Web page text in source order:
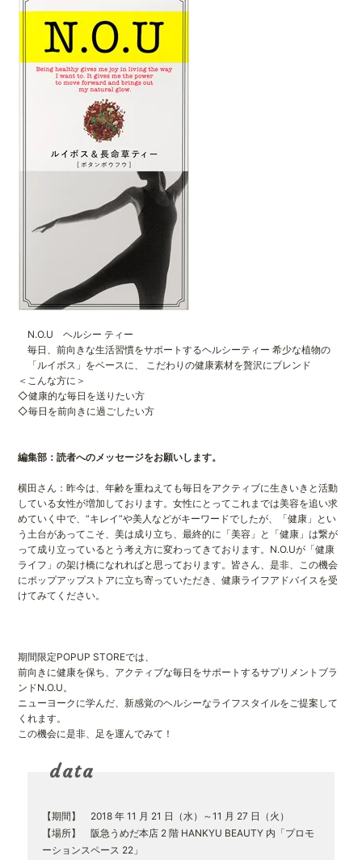
N.O.U ヘルシー ティー
毎日、前向きな生活習慣をサポートするヘルシーティー 希少な植物の
「ルイボス」をベースに、 こだわりの健康素材を贅沢にブレンド
＜こんな方に＞
◇健康的な毎日を送りたい方
◇毎日を前向きに過ごしたい方
編集部：読者へのメッセージをお願いします。
横田さん：昨今は、年齢を重ねえても毎日をアクティブに生きいきと活動
している女性が増加しております。女性にとってこれまでは美容を追い求
めていく中で、“キレイ”や美人などがキーワードでしたが、「健康」とい
う土台があってこそ、美は成り立ち、最終的に「美容」と「健康」は繋が
って成り立っているとう考え方に変わってきております。N.O.Uが「健康
ライフ」の架け橋になれればと思っております。皆さん、是非、この機会
にポップアップストアに立ち寄っていただき、健康ライフアドバイスを受
けてみてください。
期間限定POPUP STOREでは、
前向きに健康を保ち、アクティブな毎日をサポートするサプリメントブラ
ンドN.O.U。
ニューヨークに学んだ、新感覚のヘルシーなライフスタイルをご提案して
くれます。
この機会に是非、足を運んでみて！
data
【期間】 2018 年 11 月 21 日（水）～11 月 27 日（火）
【場所】 阪急うめだ本店 2 階 HANKYU BEAUTY 内「プロモ
ーションスペース 22」